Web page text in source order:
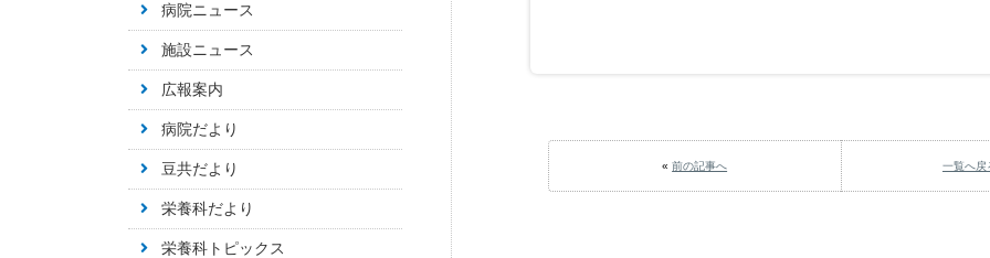
«前の記事へ 一覧へ戻
病院ニュース
施設ニュース
広報案内
病院だより
豆共だより
栄養科だより
栄養科トピックス